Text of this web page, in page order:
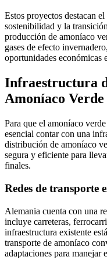
Estos proyectos destacan
sostenibilidad y la
producción de amoníaco
gases de efecto
oportunidades económicas
Infraestructura
Amoníaco Verde
Para que el amoníaco
esencial contar con una
distribución de amoníaco
segura y eficiente para
finales.
Redes de transporte
Alemania cuenta con una
incluye carreteras,
infraestructura existente
transporte de amoníaco
adaptaciones para manejar